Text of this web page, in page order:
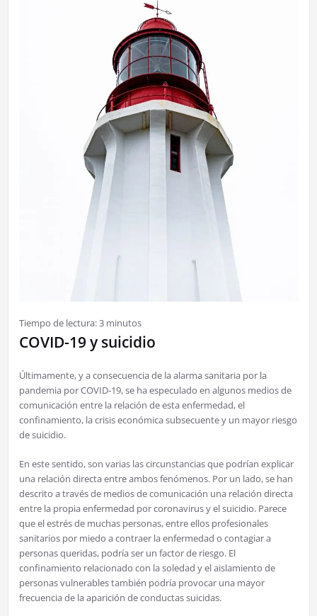
Tiempo de lectura:3 minutos
COVID-19 y suicidio
Últimamente, y a consecuencia de la alarma sanitaria por la
pandemia por COVID-19, se ha especulado en algunos medios de
comunicación entre la relación de esta enfermedad, el
confinamiento, la crisis económica subsecuente y un mayor riesgo
de suicidio.
En este sentido, son varias las circunstancias que podrían explicar
una relación directa entre ambos fenómenos. Por un lado, se han
descrito a través de medios de comunicación una relación directa
entre la propia enfermedad por coronavirus y el suicidio. Parece
que el estrés de muchas personas, entre ellos profesionales
sanitarios por miedo a contraer la enfermedad o contagiar a
personas queridas, podría ser un factor de riesgo. El
confinamiento relacionado con la soledad y el aislamiento de
personas vulnerables también podría provocar una mayor
frecuencia de la aparición de conductas suicidas.